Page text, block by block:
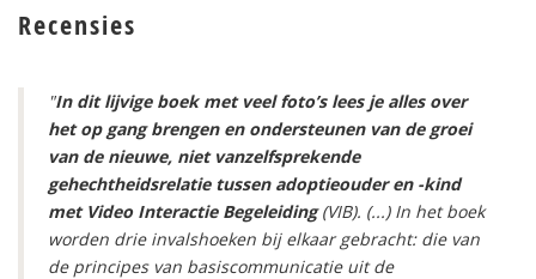
Recensies
"In dit lijvige boek met veel foto’s lees je alles over
het op gang brengen en ondersteunen van de groei
van de nieuwe, niet vanzelfsprekende
gehechtheidsrelatie tussen adoptieouder en -kind
met Video Interactie Begeleiding(VIB). (...) In het boek
worden drie invalshoeken bij elkaar gebracht: die van
de principes van basiscommunicatie uit de